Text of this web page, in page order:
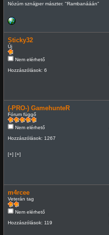
Nózúm sznájper mászter. "Rambanááán"
Sticky32
Új
Nem elérhető
Hozzászólások: 6
(-PRO-) GamehunteR
Fórum függő
Nem elérhető
Hozzászólások: 1267
[+] [+]
m4rcee
Veterán tag
Nem elérhető
Hozzászólások: 119